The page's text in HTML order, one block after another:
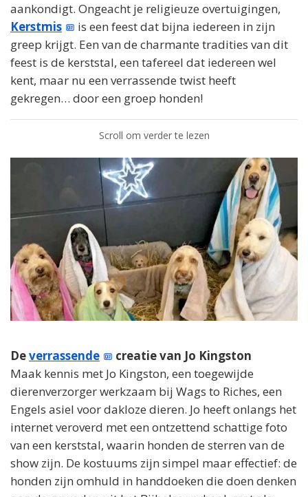
aankondigt. Ongeacht je religieuze overtuigingen,
Kerstmis
is een feest dat bijna iedereen in zijn
greep krijgt. Een van de charmante tradities van dit
feest is de kerststal, een tafereel dat iedereen wel
kent, maar nu een verrassende twist heeft
gekregen… door een groep honden!
Scroll om verder te lezen
Deverrassende
creatie van Jo Kingston
Maak kennis met Jo Kingston, een toegewijde
dierenverzorger werkzaam bij Wags to Riches, een
Engels asiel voor dakloze dieren. Jo heeft onlangs het
internet veroverd met een ontzettend schattige foto
van een kerststal, waarin honden de sterren van de
show zijn. De kostuums zijn simpel maar effectief: de
honden zijn omhuld in handdoeken die doen denken